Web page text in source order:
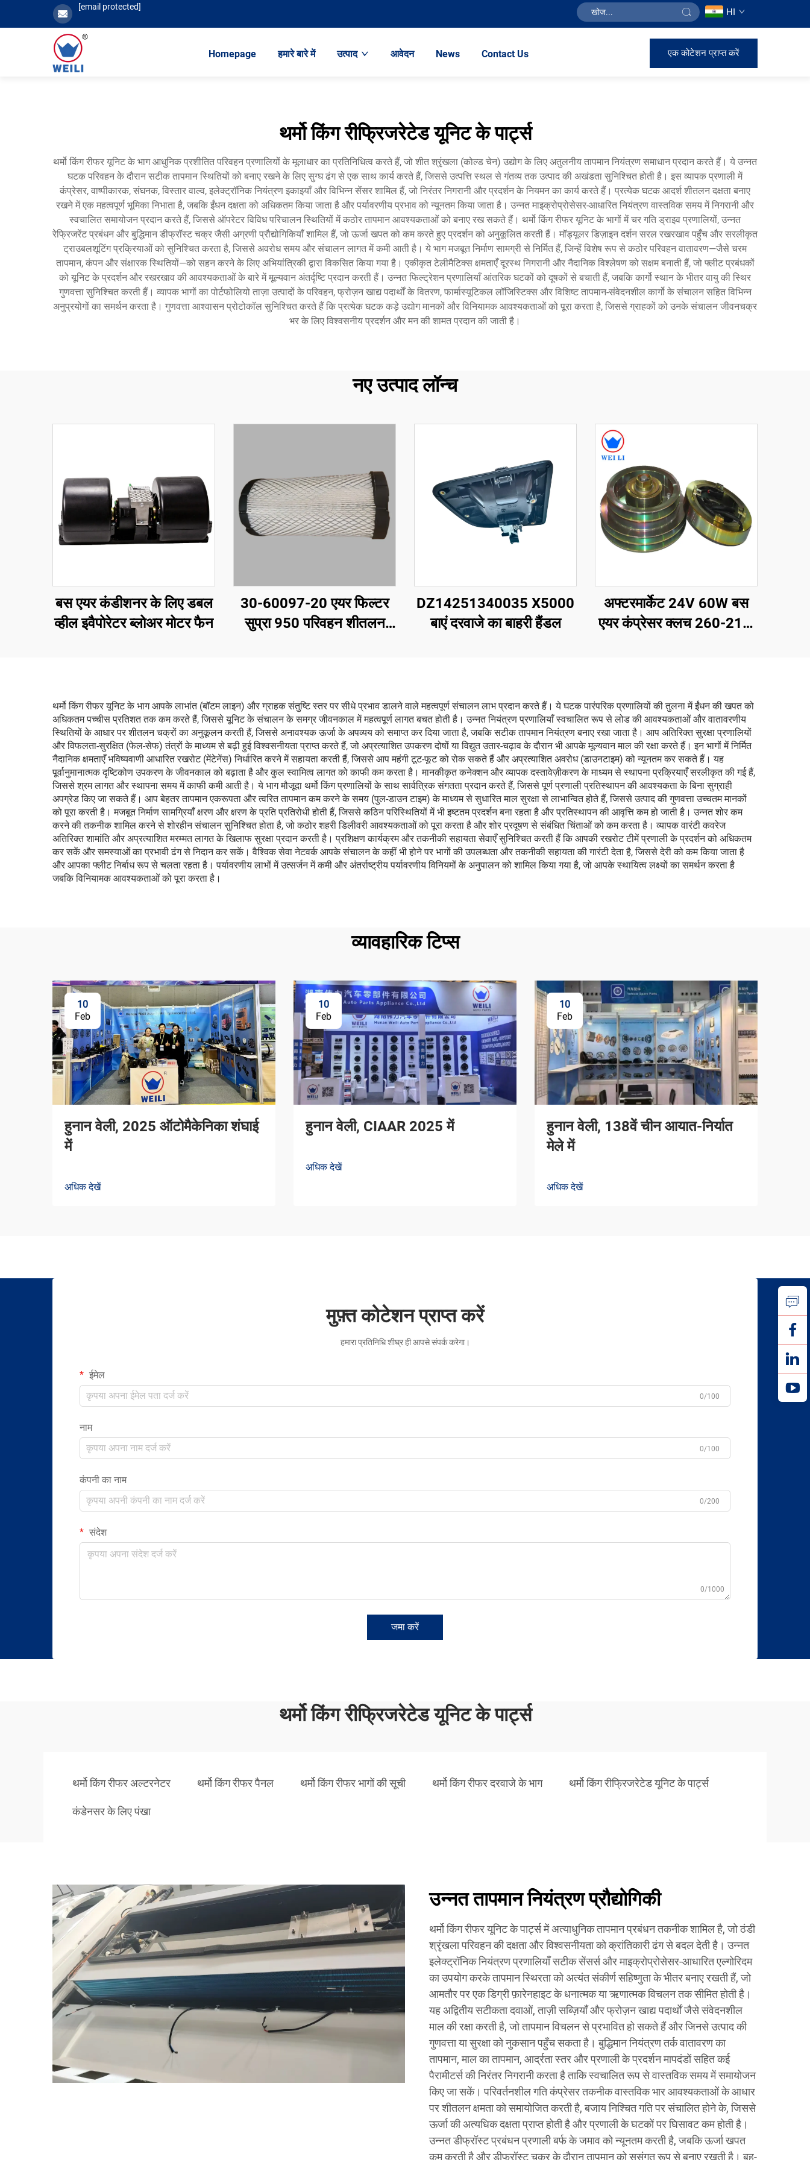
[email protected] HI
Homepage हमारे बारे में उत्पाद आवेदन News Contact Us एक कोटेशन प्राप्त करें
थर्मो किंग रीफ्रिजरेटेड यूनिट के पार्ट्स
थर्मो किंग रीफर यूनिट के भाग आधुनिक प्रशीतित परिवहन प्रणालियों के मूलाधार का प्रतिनिधित्व करते हैं, जो शीत श्रृंखला (कोल्ड चेन) उद्योग के लिए अतुलनीय तापमान नियंत्रण समाधान प्रदान करते हैं। ये उन्नत
घटक परिवहन के दौरान सटीक तापमान स्थितियों को बनाए रखने के लिए सुग्घ ढंग से एक साथ कार्य करते हैं, जिससे उत्पत्ति स्थल से गंतव्य तक उत्पाद की अखंडता सुनिश्चित होती है। इस व्यापक प्रणाली में
कंप्रेसर, वाष्पीकारक, संघनक, विस्तार वाल्व, इलेक्ट्रॉनिक नियंत्रण इकाइयाँ और विभिन्न सेंसर शामिल हैं, जो निरंतर निगरानी और प्रदर्शन के नियमन का कार्य करते हैं। प्रत्येक घटक आदर्श शीतलन दक्षता बनाए
रखने में एक महत्वपूर्ण भूमिका निभाता है, जबकि ईंधन दक्षता को अधिकतम किया जाता है और पर्यावरणीय प्रभाव को न्यूनतम किया जाता है। उन्नत माइक्रोप्रोसेसर-आधारित नियंत्रण वास्तविक समय में निगरानी और
स्वचालित समायोजन प्रदान करते हैं, जिससे ऑपरेटर विविध परिचालन स्थितियों में कठोर तापमान आवश्यकताओं को बनाए रख सकते हैं। थर्मो किंग रीफर यूनिट के भागों में चर गति ड्राइव प्रणालियों, उन्नत
रेफ्रिजरेंट प्रबंधन और बुद्धिमान डीफ्रॉस्ट चक्र जैसी अग्रणी प्रौद्योगिकियाँ शामिल हैं, जो ऊर्जा खपत को कम करते हुए प्रदर्शन को अनुकूलित करती हैं। मॉड्यूलर डिज़ाइन दर्शन सरल रखरखाव पहुँच और सरलीकृत
ट्राउबलशूटिंग प्रक्रियाओं को सुनिश्चित करता है, जिससे अवरोध समय और संचालन लागत में कमी आती है। ये भाग मजबूत निर्माण सामग्री से निर्मित हैं, जिन्हें विशेष रूप से कठोर परिवहन वातावरण—जैसे चरम
तापमान, कंपन और संक्षारक स्थितियों—को सहन करने के लिए अभियांत्रिकी द्वारा विकसित किया गया है। एकीकृत टेलीमैटिक्स क्षमताएँ दूरस्थ निगरानी और नैदानिक विश्लेषण को सक्षम बनाती हैं, जो फ्लीट प्रबंधकों
को यूनिट के प्रदर्शन और रखरखाव की आवश्यकताओं के बारे में मूल्यवान अंतर्दृष्टि प्रदान करती हैं। उन्नत फिल्ट्रेशन प्रणालियाँ आंतरिक घटकों को दूषकों से बचाती हैं, जबकि कार्गो स्थान के भीतर वायु की स्थिर
गुणवत्ता सुनिश्चित करती हैं। व्यापक भागों का पोर्टफोलियो ताज़ा उत्पादों के परिवहन, फ्रोज़न खाद्य पदार्थों के वितरण, फार्मास्यूटिकल लॉजिस्टिक्स और विशिष्ट तापमान-संवेदनशील कार्गो के संचालन सहित विभिन्न
अनुप्रयोगों का समर्थन करता है। गुणवत्ता आश्वासन प्रोटोकॉल सुनिश्चित करते हैं कि प्रत्येक घटक कड़े उद्योग मानकों और विनियामक आवश्यकताओं को पूरा करता है, जिससे ग्राहकों को उनके संचालन जीवनचक्र
भर के लिए विश्वसनीय प्रदर्शन और मन की शामत प्रदान की जाती है।
नए उत्पाद लॉन्च
बस एयर कंडीशनर के लिए डबल
व्हील इवैपोरेटर ब्लोअर मोटर फैन
30-60097-20 एयर फिल्टर
सुप्रा 950 परिवहन शीतलन
DZ14251340035 X5000
बाएं दरवाजे का बाहरी हैंडल
अफ्टरमार्केट 24V 60W बस
एयर कंप्रेसर क्लच 260-210,
थर्मो किंग रीफर यूनिट के भाग आपके लाभांत (बॉटम लाइन) और ग्राहक संतुष्टि स्तर पर सीधे प्रभाव डालने वाले महत्वपूर्ण संचालन लाभ प्रदान करते हैं। ये घटक पारंपरिक प्रणालियों की तुलना में ईंधन की खपत को
अधिकतम पच्चीस प्रतिशत तक कम करते हैं, जिससे यूनिट के संचालन के समग्र जीवनकाल में महत्वपूर्ण लागत बचत होती है। उन्नत नियंत्रण प्रणालियाँ स्वचालित रूप से लोड की आवश्यकताओं और वातावरणीय
स्थितियों के आधार पर शीतलन चक्रों का अनुकूलन करती हैं, जिससे अनावश्यक ऊर्जा के अपव्यय को समाप्त कर दिया जाता है, जबकि सटीक तापमान नियंत्रण बनाए रखा जाता है। आप अतिरिक्त सुरक्षा प्रणालियों
और विफलता-सुरक्षित (फेल-सेफ) तंत्रों के माध्यम से बढ़ी हुई विश्वसनीयता प्राप्त करते हैं, जो अप्रत्याशित उपकरण दोषों या विद्युत उतार-चढ़ाव के दौरान भी आपके मूल्यवान माल की रक्षा करते हैं। इन भागों में निर्मित
नैदानिक क्षमताएँ भविष्यवाणी आधारित रखरोट (मेंटेनेंस) निर्धारित करने में सहायता करती हैं, जिससे आप महंगी टूट-फूट को रोक सकते हैं और अप्रत्याशित अवरोध (डाउनटाइम) को न्यूनतम कर सकते हैं। यह
पूर्वानुमानात्मक दृष्टिकोण उपकरण के जीवनकाल को बढ़ाता है और कुल स्वामित्व लागत को काफी कम करता है। मानकीकृत कनेक्शन और व्यापक दस्तावेज़ीकरण के माध्यम से स्थापना प्रक्रियाएँ सरलीकृत की गई हैं,
जिससे श्रम लागत और स्थापना समय में काफी कमी आती है। ये भाग मौजूदा थर्मो किंग प्रणालियों के साथ सार्वत्रिक संगतता प्रदान करते हैं, जिससे पूर्ण प्रणाली प्रतिस्थापन की आवश्यकता के बिना सुग्राही
अपग्रेड किए जा सकते हैं। आप बेहतर तापमान एकरूपता और त्वरित तापमान कम करने के समय (पुल-डाउन टाइम) के माध्यम से सुधारित माल सुरक्षा से लाभान्वित होते हैं, जिससे उत्पाद की गुणवत्ता उच्चतम मानकों
को पूरा करती है। मजबूत निर्माण सामग्रियाँ क्षरण और क्षरण के प्रति प्रतिरोधी होती हैं, जिससे कठिन परिस्थितियों में भी इष्टतम प्रदर्शन बना रहता है और प्रतिस्थापन की आवृत्ति कम हो जाती है। उन्नत शोर कम
करने की तकनीक शामिल करने से शोरहीन संचालन सुनिश्चित होता है, जो कठोर शहरी डिलीवरी आवश्यकताओं को पूरा करता है और शोर प्रदूषण से संबंधित चिंताओं को कम करता है। व्यापक वारंटी कवरेज
अतिरिक्त शामांति और अप्रत्याशित मरम्मत लागत के खिलाफ सुरक्षा प्रदान करती है। प्रशिक्षण कार्यक्रम और तकनीकी सहायता सेवाएँ सुनिश्चित करती हैं कि आपकी रखरोट टीमें प्रणाली के प्रदर्शन को अधिकतम
कर सकें और समस्याओं का प्रभावी ढंग से निदान कर सकें। वैश्विक सेवा नेटवर्क आपके संचालन के कहीं भी होने पर भागों की उपलब्धता और तकनीकी सहायता की गारंटी देता है, जिससे देरी को कम किया जाता है
और आपका फ्लीट निर्बाध रूप से चलता रहता है। पर्यावरणीय लाभों में उत्सर्जन में कमी और अंतर्राष्ट्रीय पर्यावरणीय विनियमों के अनुपालन को शामिल किया गया है, जो आपके स्थायित्व लक्ष्यों का समर्थन करता है
जबकि विनियामक आवश्यकताओं को पूरा करता है।
व्यावहारिक टिप्स
10
Feb
हुनान वेली, 2025 ऑटोमैकेनिका शंघाई
में
अधिक देखें
10
Feb
हुनान वेली, CIAAR 2025 में
अधिक देखें
10
Feb
हुनान वेली, 138वें चीन आयात-निर्यात
मेले में
अधिक देखें
मुफ़्त कोटेशन प्राप्त करें
हमारा प्रतिनिधि शीघ्र ही आपसे संपर्क करेगा।
ईमेल
0/100
नाम
0/100
कंपनी का नाम
0/200
संदेश
0/1000
जमा करें
थर्मो किंग रीफ्रिजरेटेड यूनिट के पार्ट्स
थर्मो किंग रीफर अल्टरनेटर थर्मो किंग रीफर पैनल थर्मो किंग रीफर भागों की सूची थर्मो किंग रीफर दरवाजे के भाग थर्मो किंग रीफ्रिजरेटेड यूनिट के पार्ट्स
कंडेनसर के लिए पंखा
उन्नत तापमान नियंत्रण प्रौद्योगिकी
थर्मो किंग रीफर यूनिट के पार्ट्स में अत्याधुनिक तापमान प्रबंधन तकनीक शामिल है, जो ठंडी
श्रृंखला परिवहन की दक्षता और विश्वसनीयता को क्रांतिकारी ढंग से बदल देती है। उन्नत
इलेक्ट्रॉनिक नियंत्रण प्रणालियाँ सटीक सेंसर्स और माइक्रोप्रोसेसर-आधारित एल्गोरिदम
का उपयोग करके तापमान स्थिरता को अत्यंत संकीर्ण सहिष्णुता के भीतर बनाए रखती हैं, जो
आमतौर पर एक डिग्री फ़ारेनहाइट के धनात्मक या ऋणात्मक विचलन तक सीमित होती है।
यह अद्वितीय सटीकता दवाओं, ताज़ी सब्ज़ियाँ और फ्रोज़न खाद्य पदार्थों जैसे संवेदनशील
माल की रक्षा करती है, जो तापमान विचलन से प्रभावित हो सकते हैं और जिनसे उत्पाद की
गुणवत्ता या सुरक्षा को नुकसान पहुँच सकता है। बुद्धिमान नियंत्रण तर्क वातावरण का
तापमान, माल का तापमान, आर्द्रता स्तर और प्रणाली के प्रदर्शन मापदंडों सहित कई
पैरामीटर्स की निरंतर निगरानी करता है ताकि स्वचालित रूप से वास्तविक समय में समायोजन
किए जा सकें। परिवर्तनशील गति कंप्रेसर तकनीक वास्तविक भार आवश्यकताओं के आधार
पर शीतलन क्षमता को समायोजित करती है, बजाय निश्चित गति पर संचालित होने के, जिससे
ऊर्जा की अत्यधिक दक्षता प्राप्त होती है और प्रणाली के घटकों पर घिसावट कम होती है।
उन्नत डीफ्रॉस्ट प्रबंधन प्रणाली बर्फ के जमाव को न्यूनतम करती है, जबकि ऊर्जा खपत
कम करती है और डीफ्रॉस्ट चक्र के दौरान तापमान को सुसंगत रूप से बनाए रखती है। बहु-